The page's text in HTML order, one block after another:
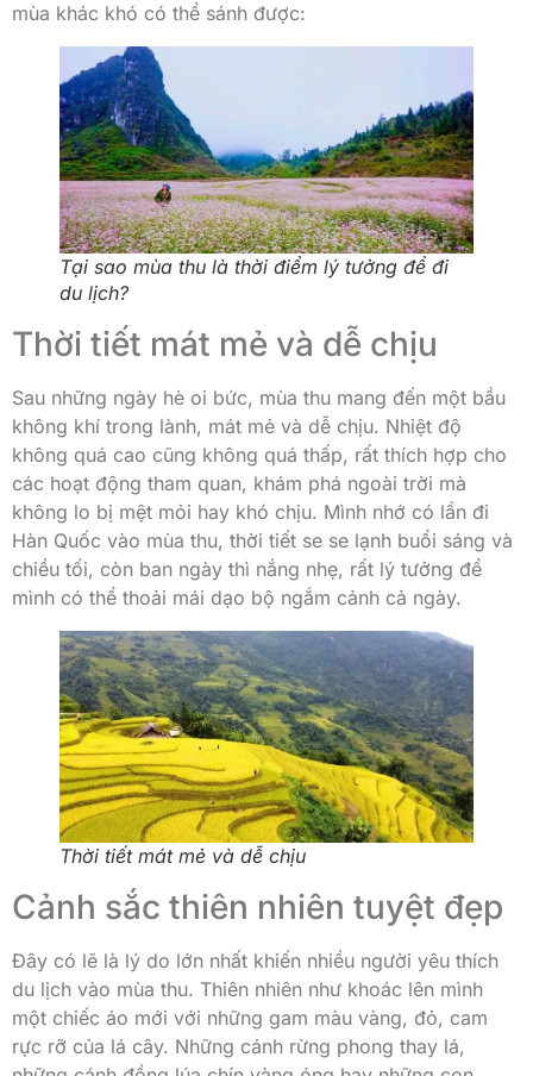
mùa khác khó có thể sánh được:
Tại sao mùa thu là thời điểm lý tưởng để đi
du lịch?
Thời tiết mát mẻ và dễ chịu
Sau những ngày hè oi bức, mùa thu mang đến một bầu
không khí trong lành, mát mẻ và dễ chịu. Nhiệt độ
không quá cao cũng không quá thấp, rất thích hợp cho
các hoạt động tham quan, khám phá ngoài trời mà
không lo bị mệt mỏi hay khó chịu. Mình nhớ có lần đi
Hàn Quốc vào mùa thu, thời tiết se se lạnh buổi sáng và
chiều tối, còn ban ngày thì nắng nhẹ, rất lý tưởng để
mình có thể thoải mái dạo bộ ngắm cảnh cả ngày.
Thời tiết mát mẻ và dễ chịu
Cảnh sắc thiên nhiên tuyệt đẹp
Đây có lẽ là lý do lớn nhất khiến nhiều người yêu thích
du lịch vào mùa thu. Thiên nhiên như khoác lên mình
một chiếc áo mới với những gam màu vàng, đỏ, cam
rực rỡ của lá cây. Những cánh rừng phong thay lá,